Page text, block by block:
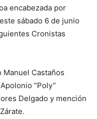
encabezada por
sábado 6 de junio
Cronistas
Manuel Castaños
“Poly”
Delgado y mención